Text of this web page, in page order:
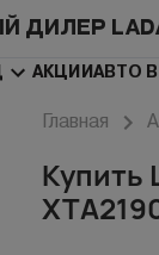
ДИЛЕР
АКЦИИ АВТО
Главная
Купить